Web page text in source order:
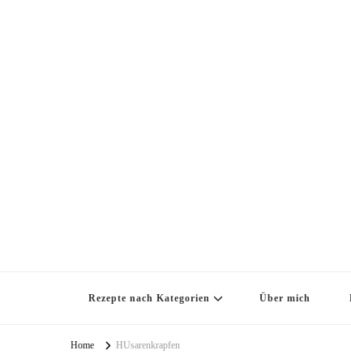
Rezepte nach Kategorien Über mich
Home HUsarenkrapfen